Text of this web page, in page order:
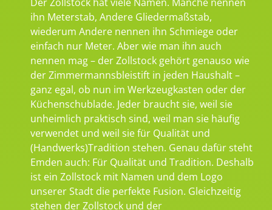
ihn Meterstab, Andere Gliedermaßstab,
wiederum Andere nennen ihn Schmiege oder
einfach nur Meter. Aber wie man ihn auch
nennen mag – der Zollstock gehört genauso wie
der Zimmermannsbleistift in jeden Haushalt –
ganz egal, ob nun im Werkzeugkasten oder der
Küchenschublade. Jeder braucht sie, weil sie
unheimlich praktisch sind, weil man sie häufig
verwendet und weil sie für Qualität und
(Handwerks)Tradition stehen. Genau dafür steht
Emden auch: Für Qualität und Tradition. Deshalb
ist ein Zollstock mit Namen und dem Logo
unserer Stadt die perfekte Fusion. Gleichzeitig
stehen der Zollstock und der